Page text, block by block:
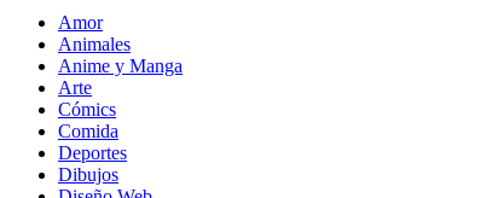
Amor
Animales
Anime y Manga
Arte
Cómics
Comida
Deportes
Dibujos